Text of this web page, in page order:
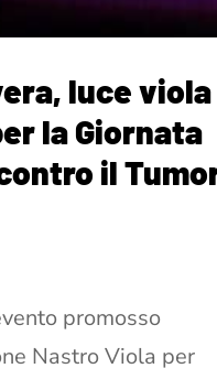
luce viola
la Giornata
il
promosso
Nastro Viola per